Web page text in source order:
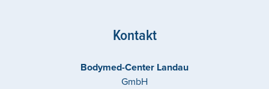
Kontakt
Bodymed-Center Landau
GmbH